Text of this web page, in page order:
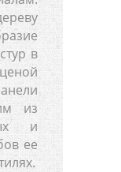
в
из
и
ее